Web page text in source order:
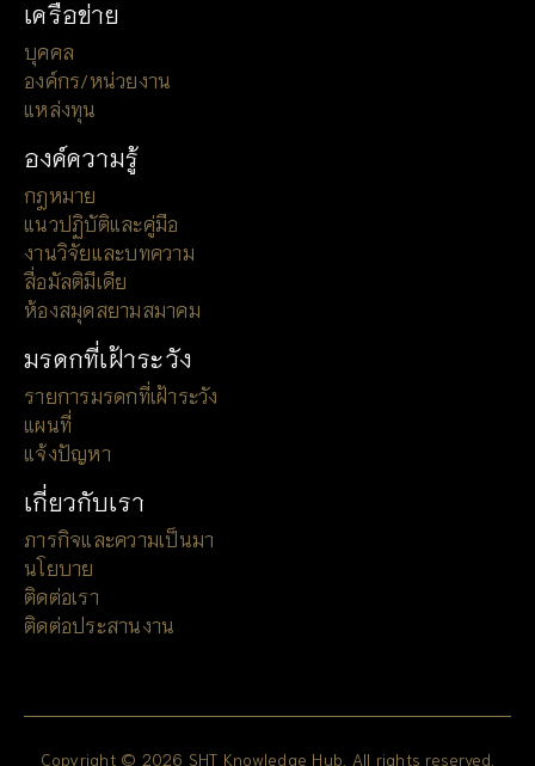
เครือข่าย
บุคคล
องค์กร/หน่วยงาน
แหล่งทุน
องค์ความรู้
กฎหมาย
แนวปฏิบัติและคู่มือ
งานวิจัยและบทความ
สื่อมัลติมีเดีย
ห้องสมุดสยามสมาคม
มรดกที่เฝ้าระวัง
รายการมรดกที่เฝ้าระวัง
แผนที่
แจ้งปัญหา
เกี่ยวกับเรา
ภารกิจและความเป็นมา
นโยบาย
ติดต่อเรา
ติดต่อประสานงาน
Copyright © 2026 SHT Knowledge Hub. All rights reserved.